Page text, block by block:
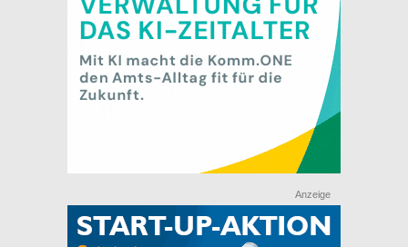
Anzeige